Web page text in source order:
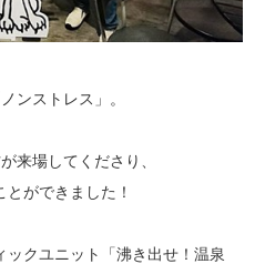
ンストレス」。
来場してくださり、
ができました！
クユニット「沸き出せ！温泉